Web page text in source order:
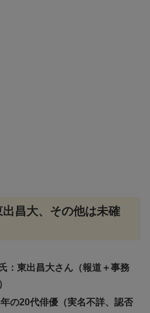
昌大、その他は未確
：東出昌大さん（報道＋事務
の20代俳優（実名不詳、認否